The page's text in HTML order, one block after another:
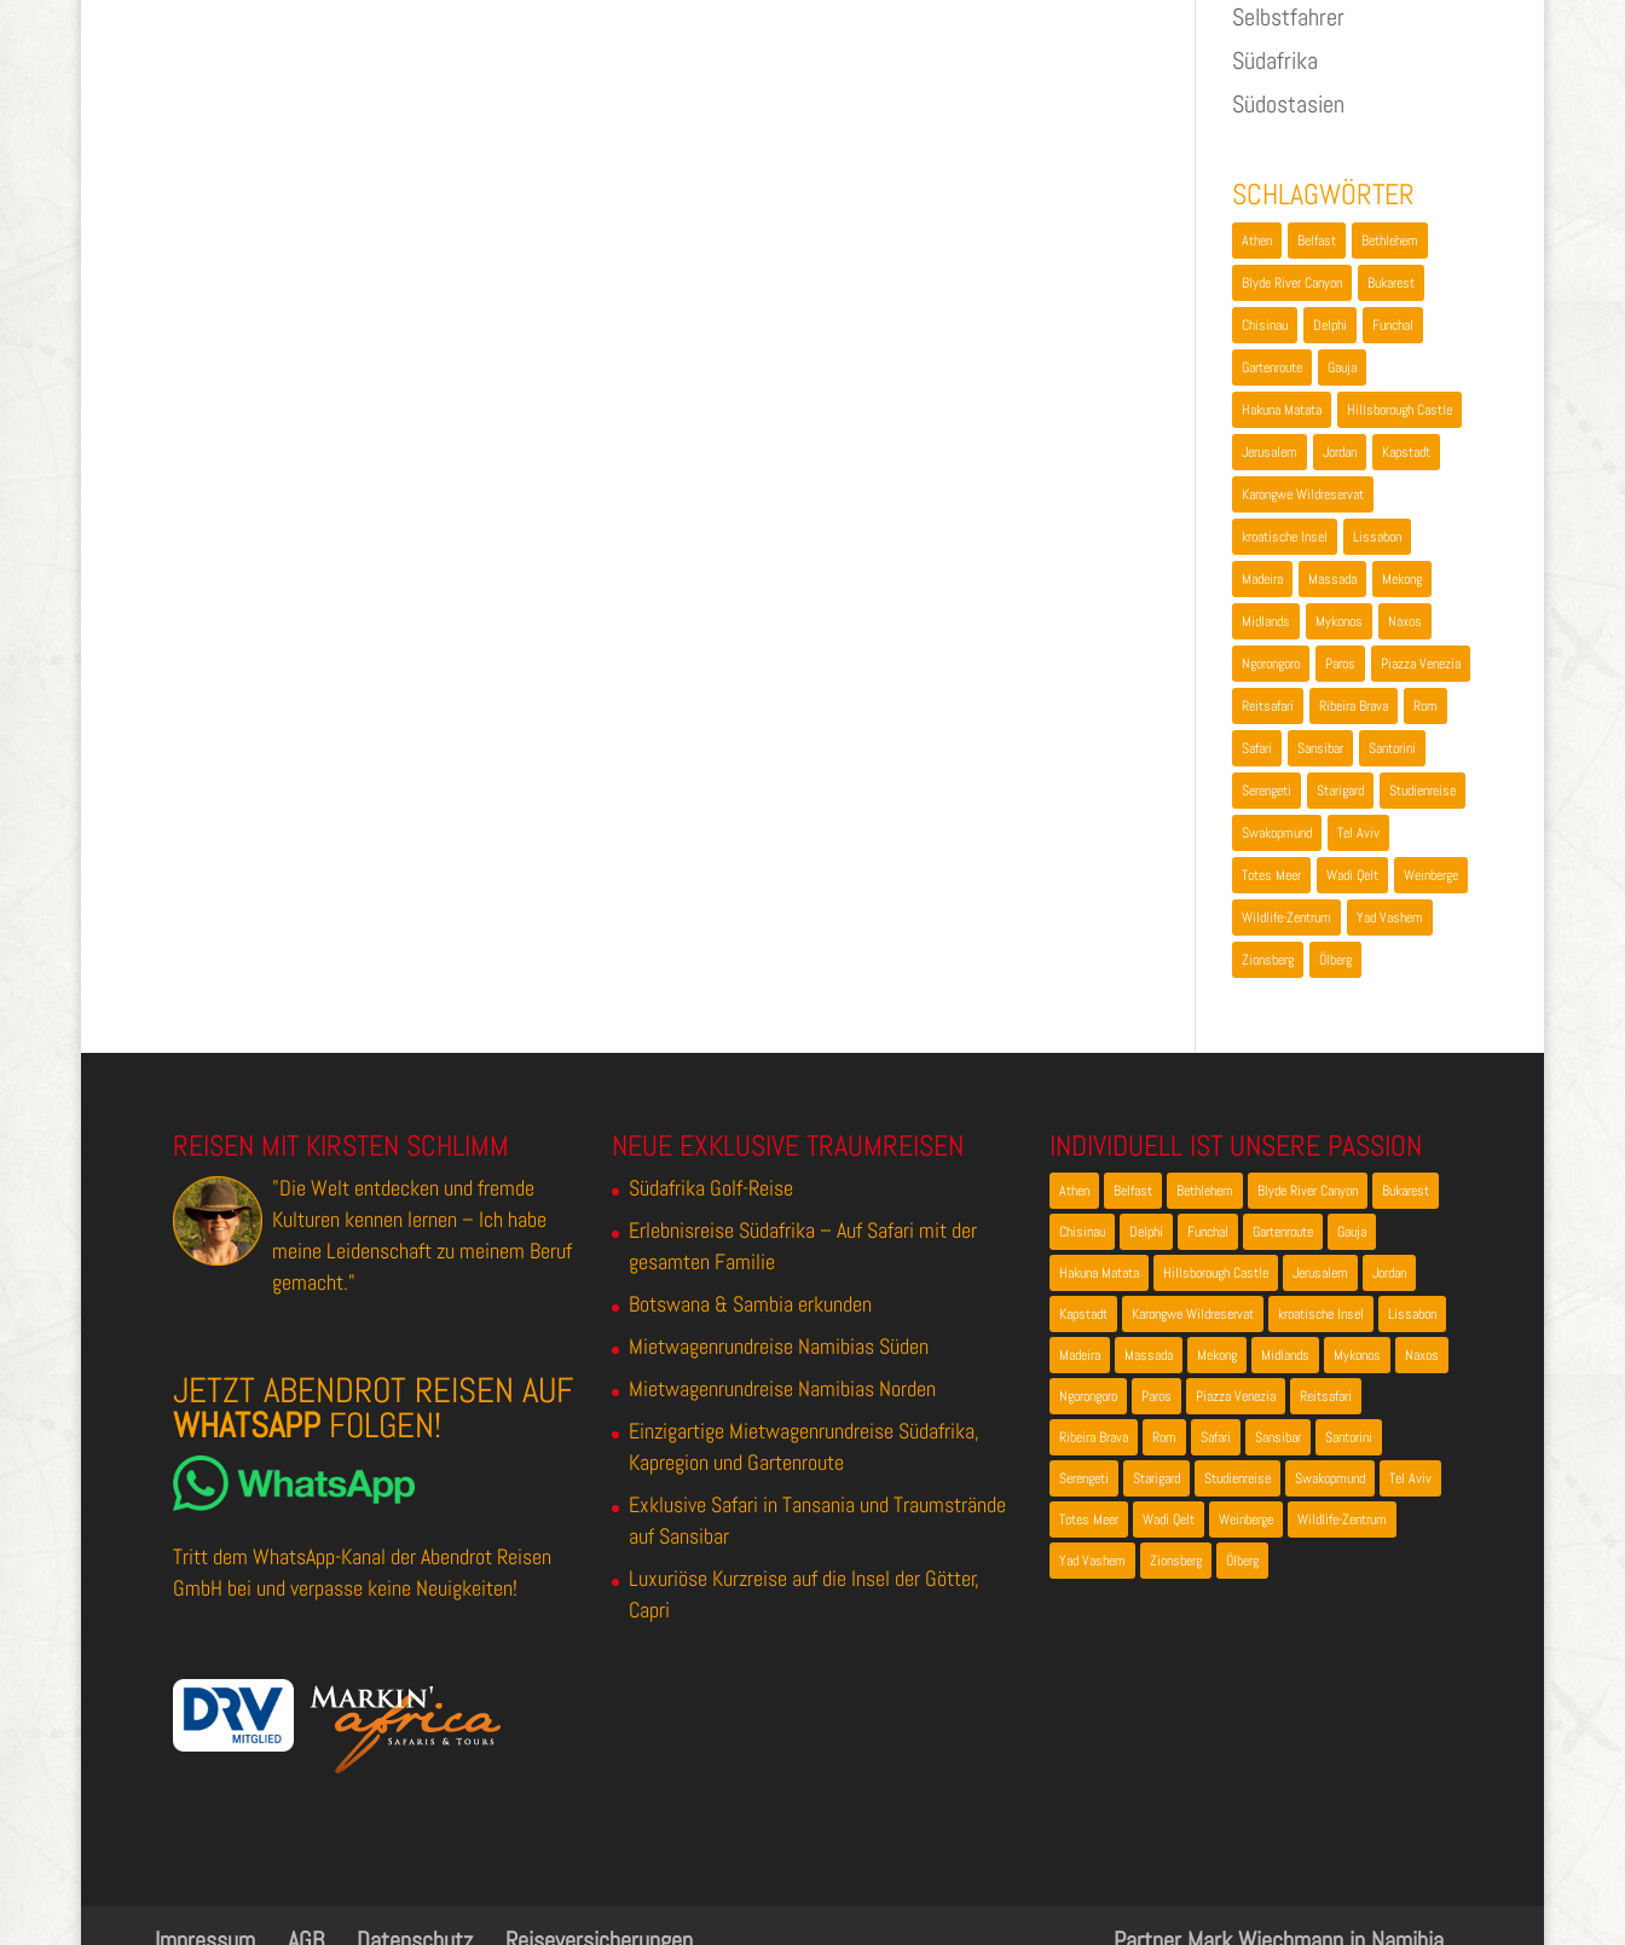
Selbstfahrer
Südafrika
Südostasien
SCHLAGWÖRTER
Athen Belfast Bethlehem
Blyde River Canyon Bukarest
Chisinau Delphi Funchal
Gartenroute Gauja
Hakuna Matata Hillsborough Castle
Jerusalem Jordan Kapstadt
Karongwe Wildreservat
kroatische Insel Lissabon
Madeira Massada Mekong
Midlands Mykonos Naxos
Ngorongoro Paros Piazza Venezia
Reitsafari Ribeira Brava Rom
Safari Sansibar Santorini
Serengeti Starigard Studienreise
Swakopmund Tel Aviv
Totes Meer Wadi Qelt Weinberge
Wildlife-Zentrum Yad Vashem
Zionsberg Ölberg
REISEN MIT KIRSTEN SCHLIMM
"Die Welt entdecken und fremde
Kulturen kennen lernen – Ich habe
meine Leidenschaft zu meinem Beruf
gemacht."
JETZT ABENDROT REISEN AUF
WHATSAPPFOLGEN!
Tritt dem WhatsApp-Kanal der Abendrot Reisen
GmbH bei und verpasse keine Neuigkeiten!
NEUE EXKLUSIVE TRAUMREISEN
Südafrika Golf-Reise
Erlebnisreise Südafrika – Auf Safari mit der
gesamten Familie
Botswana & Sambia erkunden
Mietwagenrundreise Namibias Süden
Mietwagenrundreise Namibias Norden
Einzigartige Mietwagenrundreise Südafrika,
Kapregion und Gartenroute
Exklusive Safari in Tansania und Traumstrände
auf Sansibar
Luxuriöse Kurzreise auf die Insel der Götter,
Capri
INDIVIDUELL IST UNSERE PASSION
Athen Belfast Bethlehem Blyde River Canyon Bukarest
Chisinau Delphi Funchal Gartenroute Gauja
Hakuna Matata Hillsborough Castle Jerusalem Jordan
Kapstadt Karongwe Wildreservat kroatische Insel Lissabon
Madeira Massada Mekong Midlands Mykonos Naxos
Ngorongoro Paros Piazza Venezia Reitsafari
Ribeira Brava Rom Safari Sansibar Santorini
Serengeti Starigard Studienreise Swakopmund Tel Aviv
Totes Meer Wadi Qelt Weinberge Wildlife-Zentrum
Yad Vashem Zionsberg Ölberg